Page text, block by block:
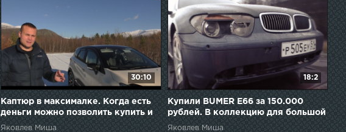
30:10
Каптюр в максималке. Когда есть
деньги можно позволить купить и
это.
Яковлев Миша
18:2
Купили BUMER E66 за 150.000
рублей. В коллекцию для большой
немецкой тройки.
Яковлев Миша